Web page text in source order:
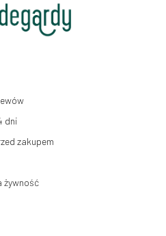
do swoich danych osobowych,
przetwarzania, wniesienia
z prawem przetwarzania, którego
jej cofnięciem. W tym celu możesz
dni
zakupem
żywność